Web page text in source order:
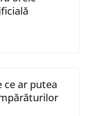
ce ar putea